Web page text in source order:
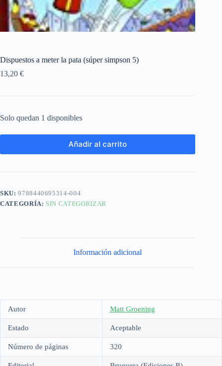
Dispuestos a meter la pata (súper simpson 5)
13,20 €
Solo quedan 1 disponibles
Añadir al carrito
SKU:9788440695314-004
CATEGORÍA: SIN CATEGORIZAR
Información adicional
Autor Matt Groening
Estado Aceptable
Número de páginas 320